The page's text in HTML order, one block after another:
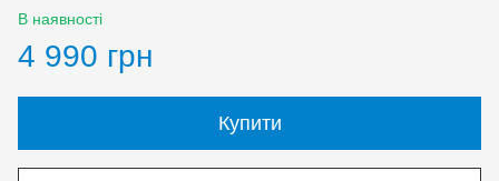
В наявності
4 990 грн
Купити